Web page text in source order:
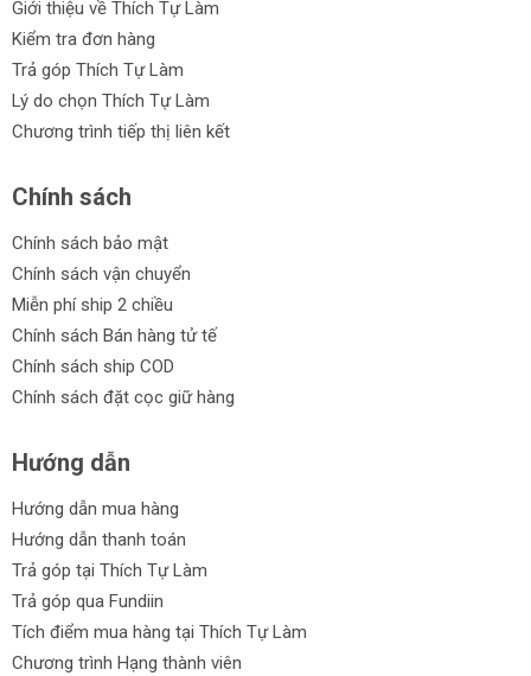
Giới thiệu về Thích Tự Làm
Kiểm tra đơn hàng
Trả góp Thích Tự Làm
Lý do chọn Thích Tự Làm
Chương trình tiếp thị liên kết
Chính sách
Chính sách bảo mật
Chính sách vận chuyển
Miễn phí ship 2 chiều
Chính sách Bán hàng tử tế
Chính sách ship COD
Chính sách đặt cọc giữ hàng
Hướng dẫn
Hướng dẫn mua hàng
Hướng dẫn thanh toán
Trả góp tại Thích Tự Làm
Trả góp qua Fundiin
Tích điểm mua hàng tại Thích Tự Làm
Chương trình Hạng thành viên